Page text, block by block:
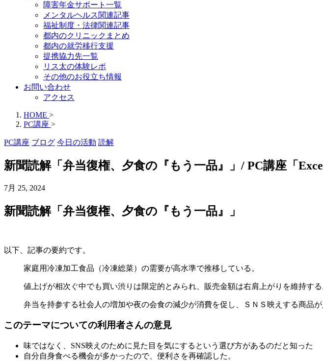
障害年金サポート一覧
メンタルヘルス関連記事
福祉制度・法律関連記事
都内のクリニックまとめ
都内の就労移行支援
提携協力先一覧
リス太の体験レポ
その他のお役立ち情報
お問い合わせ
アクセス
HOME >
PC講座 >
PC講座 ブログ 今日の活動 読解
新聞読解「弁当復権、夕食の『もう一品』」/ PC講座「
7月 25, 2024
新聞読解「弁当復権、夕食の『もう一品』」
以下、記事の要約です。
家庭用冷凍加工食品（冷凍総菜）の需要が高水準で推移している。
値上げが相次ぐ中でも買い渋りは限定的とみられ、販売金額は右肩上がりを維持する
弁当を持参する社会人の増加や夜の会食の減少が消費を促し、ＳＮＳ映えする商品が
このテーマについての利用者さんの意見
味ではなく、SNS映えのために見た目を気にするという選び方があるのだと知った
自分自身食べる機会が多かったので、便利さを再確認した。